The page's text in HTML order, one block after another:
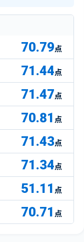
70.79点
71.44点
71.47点
70.81 点
71.43点
71.34点
51.11 点
70.71 点